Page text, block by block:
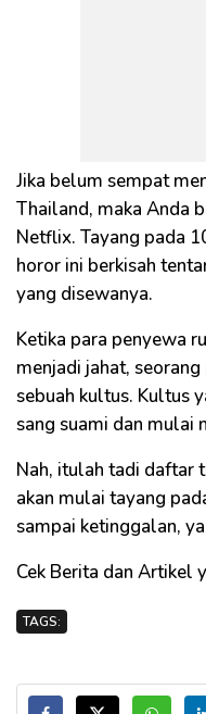
Jika belum sempat
Thailand, maka Anda
Netflix. Tayang pada
horor ini berkisah
yang disewanya.
Ketika para penyewa
menjadi jahat,
sebuah kultus. Kultus
sang suami dan mulai
Nah, itulah tadi daftar
akan mulai tayang
sampai ketinggalan,
Cek Berita dan Artikel
TAGS: